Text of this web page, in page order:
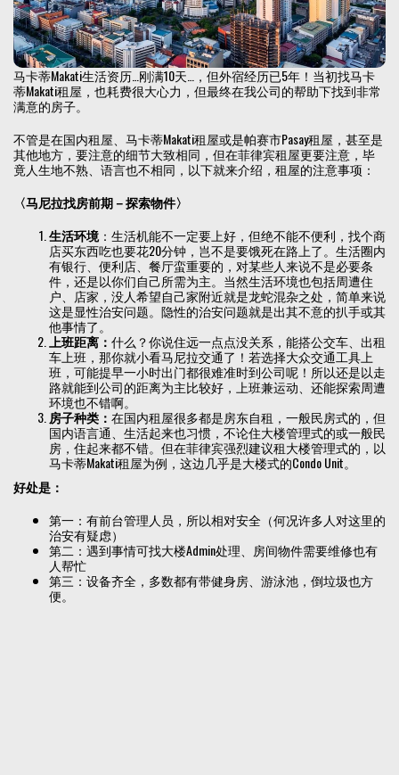
马卡蒂Makati生活资历…刚满10天…，但外宿经历已5年！当初找马卡
蒂Makati租屋，也耗费很大心力，但最终在我公司的帮助下找到非常
满意的房子。
不管是在国内租屋、马卡蒂Makati租屋或是帕赛市Pasay租屋，甚至是
其他地方，要注意的细节大致相同，但在菲律宾租屋更要注意，毕
竟人生地不熟、语言也不相同，以下就来介绍，租屋的注意事项：
〈马尼拉找房前期－探索物件〉
生活环境：生活机能不一定要上好，但绝不能不便利，找个商
店买东西吃也要花20分钟，岂不是要饿死在路上了。生活圈内
有银行、便利店、餐厅蛮重要的，对某些人来说不是必要条
件，还是以你们自己所需为主。当然生活环境也包括周遭住
户、店家，没人希望自己家附近就是龙蛇混杂之处，简单来说
这是显性治安问题。隐性的治安问题就是出其不意的扒手或其
他事情了。
上班距离： 什么？你说住远一点点没关系，能搭公交车、出租
车上班，那你就小看马尼拉交通了！若选择大众交通工具上
班，可能提早一小时出门都很难准时到公司呢！所以还是以走
路就能到公司的距离为主比较好，上班兼运动、还能探索周遭
环境也不错啊。
房子种类： 在国内租屋很多都是房东自租，一般民房式的，但
国内语言通、生活起来也习惯，不论住大楼管理式的或一般民
房，住起来都不错。但在菲律宾强烈建议租大楼管理式的，以
马卡蒂Makati租屋为例，这边几乎是大楼式的Condo Unit。
好处是：
第一：有前台管理人员，所以相对安全（何况许多人对这里的
治安有疑虑）
第二：遇到事情可找大楼Admin处理、房间物件需要维修也有
人帮忙
第三：设备齐全，多数都有带健身房、游泳池，倒垃圾也方
便。